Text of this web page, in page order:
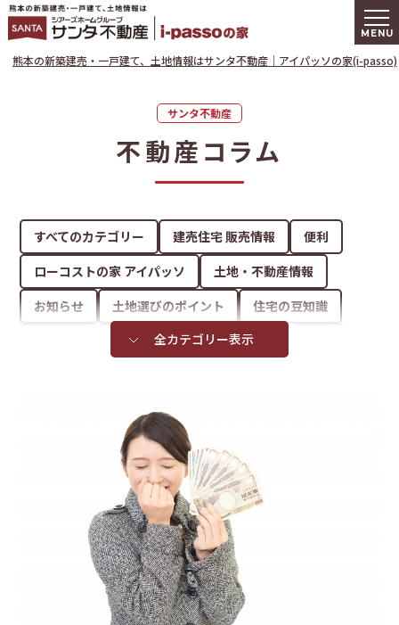
熊本の新築
熊本の新築建売・一戸建て、土地情報はサンタ不動産｜アイパッソの家(i-passo)
サンタ不動産
不動産コラム
すべてのカテゴリー 建売住宅 販売情報
便利
ローコストの家 アイパッソ
土地・不動産情報
お知らせ
土地選びのポイント
住宅の豆知識
資金計画 ライフスタイル